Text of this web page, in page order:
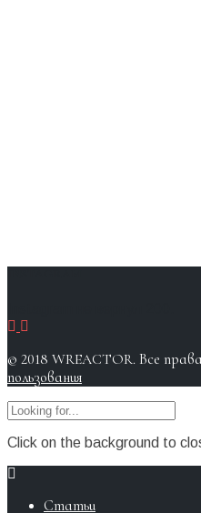
© 2018 WREACTOR. Все
пользования
Click on the background to
Статьи